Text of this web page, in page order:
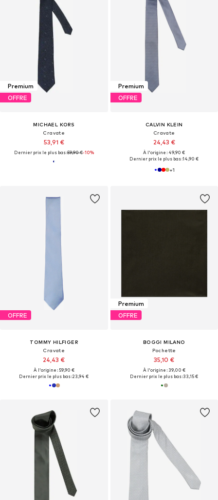
Premium
OFFRE
MICHAEL KORS
Cravate
53,91 €
Dernier prix le plus bas :59,90 €-10%
Premium
OFFRE
CALVIN KLEIN
Cravate
24,43 €
À l'origine : 49,90 €
Dernier prix le plus bas :14,90 €
+1
OFFRE
TOMMY HILFIGER
Cravate
24,43 €
À l'origine : 59,90 €
Dernier prix le plus bas :23,94 €
Premium
OFFRE
BOGGI MILANO
Pochette
35,10 €
À l'origine : 39,00 €
Dernier prix le plus bas :33,15 €